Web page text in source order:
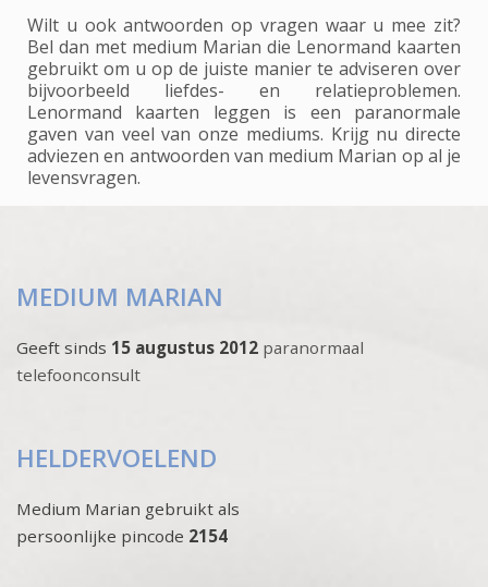
Wilt u ook antwoorden op vragen waar u mee zit?
Bel dan met medium Marian die Lenormand kaarten
gebruikt om u op de juiste manier te adviseren over
bijvoorbeeld liefdes- en relatieproblemen.
Lenormand kaarten leggen is een paranormale
gaven van veel van onze mediums. Krijg nu directe
adviezen en antwoorden van medium Marian op al je
levensvragen.
MEDIUM MARIAN
Geeft sinds 15 augustus 2012 paranormaal
telefoonconsult
HELDERVOELEND
Medium Marian gebruikt als
persoonlijke pincode 2154